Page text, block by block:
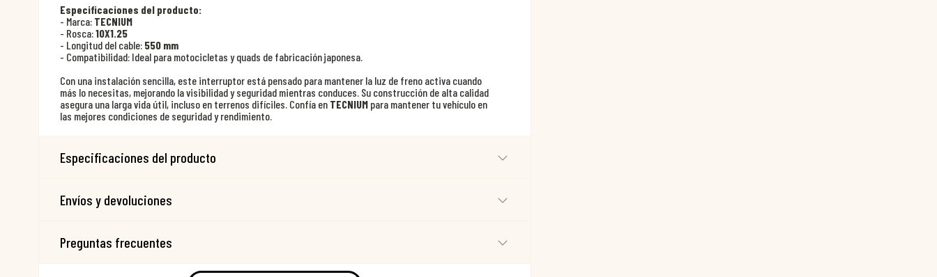
Especificaciones del producto:
- Marca: TECNIUM
- Rosca:10X1.25
- Longitud del cable: 550 mm
- Compatibilidad: Ideal para motocicletas y quads de fabricación japonesa.
Con una instalación sencilla, este interruptor está pensado para mantener la luz de freno activa cuando
más lo necesitas, mejorando la visibilidad y seguridad mientras conduces. Su construcción de alta calidad
asegura una larga vida útil, incluso en terrenos difíciles. Confía en TECNIUM para mantener tu vehículo en
las mejores condiciones de seguridad y rendimiento.
Especificaciones del producto
Envíos y devoluciones
Preguntas frecuentes